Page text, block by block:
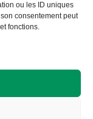
ou les ID uniques
consentement peut
fonctions.